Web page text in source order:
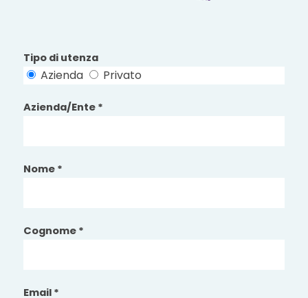
Tipo di utenza
Azienda Privato
Azienda/Ente *
Nome *
Cognome *
Email *